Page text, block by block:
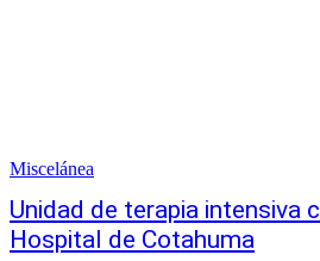
Miscelánea
Unidad de terapia intensiva
Hospital de Cotahuma